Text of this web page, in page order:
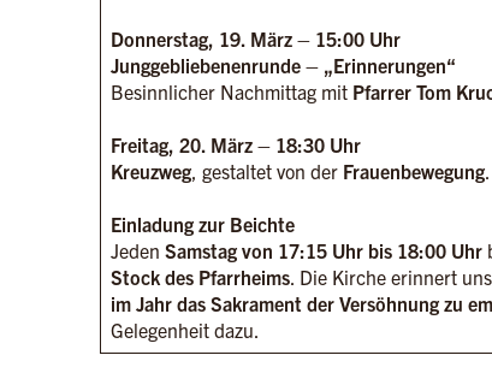
Donnerstag, 19. März – 15:00 Uhr
Junggebliebenenrunde – „Erinnerungen“
Besinnlicher Nachmittag mit Pfarrer Tom
Freitag, 20. März – 18:30 Uhr
Kreuzweg, gestaltet von der Frauenbewegung.
Einladung zur Beichte
Jeden Samstag von 17:15 Uhr bis 18:00 Uhr
Stock des Pfarrheims. Die Kirche erinnert
im Jahr das Sakrament der Versöhnung zu
Gelegenheit dazu.